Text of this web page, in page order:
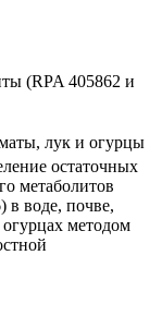
(RPA 405862 и
лук и огурцы
остаточных
метаболитов
в воде, почве,
методом